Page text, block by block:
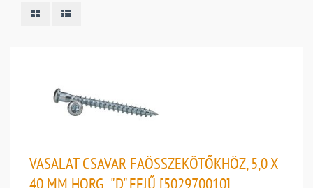
VASALAT CSAVAR FAÖSSZEKÖTŐKHÖZ, 5,0 X
40 MM HORG., "D".FEJŰ [502970010]